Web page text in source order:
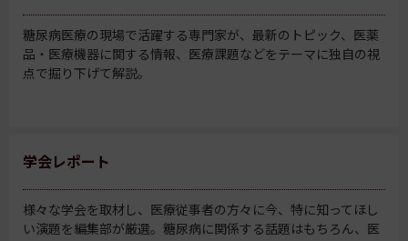
糖尿病医療の現場で活躍する専門家が、最新のトピック、医薬
品・医療機器に関する情報、医療課題などをテーマに独自の視
点で掘り下げて解説。
学会レポート
様々な学会を取材し、医療従事者の方々に今、特に知ってほし
い演題を編集部が厳選。糖尿病に関係する話題はもちろん、医